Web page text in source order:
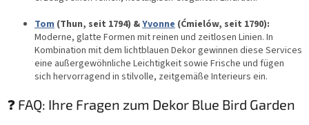
Tom (Thun, seit 1794) &Yvonne (Ćmielów, seit 1790):
Moderne, glatte Formen mit reinen und zeitlosen Linien. In
Kombination mit dem lichtblauen Dekor gewinnen diese Services
eine außergewöhnliche Leichtigkeit sowie Frische und fügen
sich hervorragend in stilvolle, zeitgemäße Interieurs ein.
❓ FAQ: Ihre Fragen zum Dekor Blue Bird Garden